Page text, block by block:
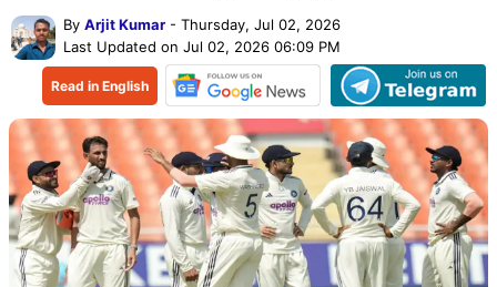
By Arjit Kumar - Thursday, Jul 02, 2026
Last Updated on Jul 02, 2026 06:09 PM
Read in English